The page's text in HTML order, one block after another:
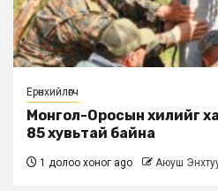
Ерөнхийлөгч
Монгол-Оросын хилийг
85 хувьтай байна
1 долоо хоног ago Аюуш